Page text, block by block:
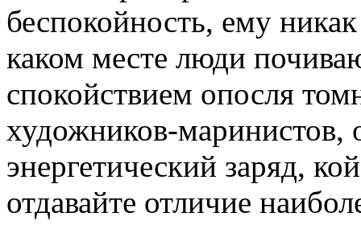
беспокойность, ему
каком месте люди
спокойствием опосля
художников-маринистов,
энергетический заряд,
отдавайте отличие